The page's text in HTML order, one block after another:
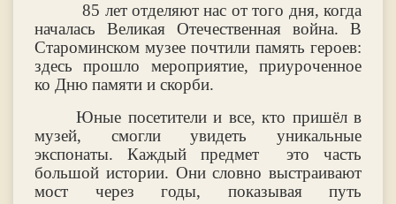
85 лет отделяют нас от того дня, когда
началась Великая Отечественная война. В
Староминском музее почтили память героев:
здесь прошло мероприятие, приуроченное
ко Дню памяти и скорби.
Юные посетители и все, кто пришёл в
музей, смогли увидеть уникальные
экспонаты. Каждый предмет это часть
большой истории. Они словно выстраивают
мост через годы, показывая путь